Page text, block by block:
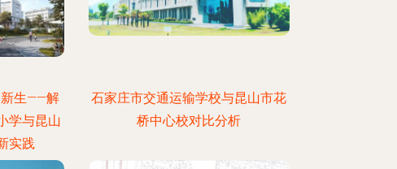
新生——解
学与昆山
实践
石家庄市交通运输学校与昆山市花
桥中心校对比分析